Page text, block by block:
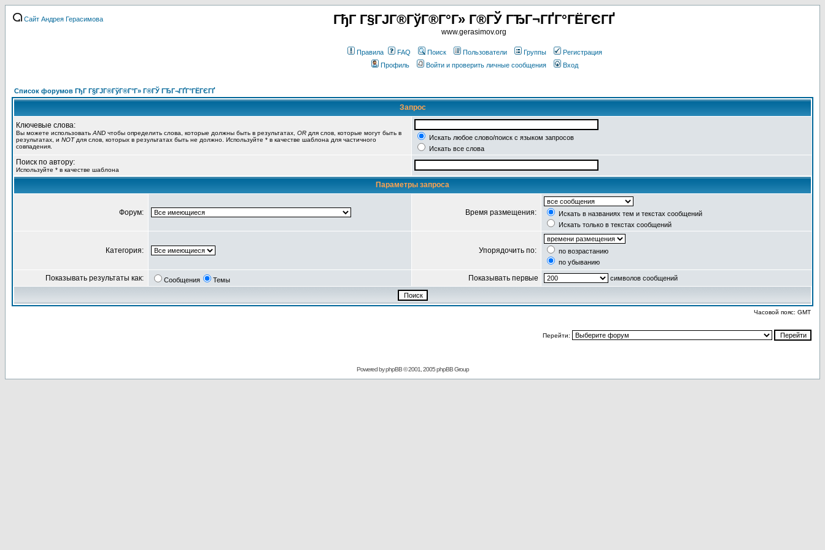
Сайт Андрея Герасимова ГђГ Г§ГЈГ®ГўГ®Г°Г» Г®ГЎ ГЂГ¬ГҐГ°ГЁГЄГҐ
www.gerasimov.org
Правила FAQ Поиск Пользователи Группы
Регистрация
Профиль
Войти и проверить личные сообщения Вход
Список форумов ГђГ Г§ГЈГ®ГўГ®Г°Г» Г®ГЎ ГЂГ¬ГҐГ°ГЁГЄГҐ
Запрос
Ключевые слова:
Вы можете использовать AND чтобы определить слова, которые должны быть в результатах, OR для слов, которые могут быть в
результатах, и NOTдля слов, которых в результатах быть не должно. Используйте * в качестве шаблона для частичного
совпадения.
Искать любое слово/поиск с языком запросов
Искать все слова
Поиск по автору:
Используйте * в качестве шаблона
Параметры запроса
Форум: Время размещения:
Искать в названиях тем и текстах сообщений
Искать только в текстах сообщений
Категория: Упорядочить по:
по возрастанию
по убыванию
Показывать результаты как: Сообщения Темы Показывать первые символов сообщений
Часовой пояс: GMT
Перейти:
Powered byphpBB© 2001, 2005 phpBB Group